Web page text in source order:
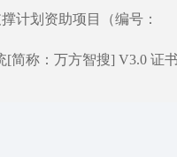
计划资助项目（编号：
简称：万方智搜] V3.0 证